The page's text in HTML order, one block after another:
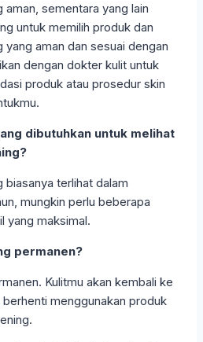
sementara yang lain
untuk memilih produk dan
aman dan sesuai dengan
dengan dokter kulit untuk
produk atau prosedur skin
dibutuhkan untuk melihat
biasanya terlihat dalam
mungkin perlu beberapa
yang maksimal.
permanen?
Kulitmu akan kembali ke
menggunakan produk